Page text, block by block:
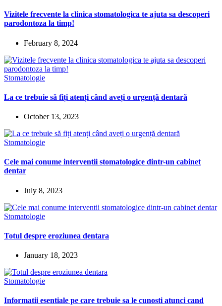
Vizitele frecvente la clinica stomatologica te ajuta sa descoperi
parodontoza la timp!
February 8, 2024
Stomatologie
La ce trebuie să fiți atenți când aveți o urgență dentară
October 13, 2023
Stomatologie
Cele mai conume interventii stomatologice dintr-un cabinet
dentar
July 8, 2023
Stomatologie
Totul despre eroziunea dentara
January 18, 2023
Stomatologie
Informatii esentiale pe care trebuie sa le cunosti atunci cand